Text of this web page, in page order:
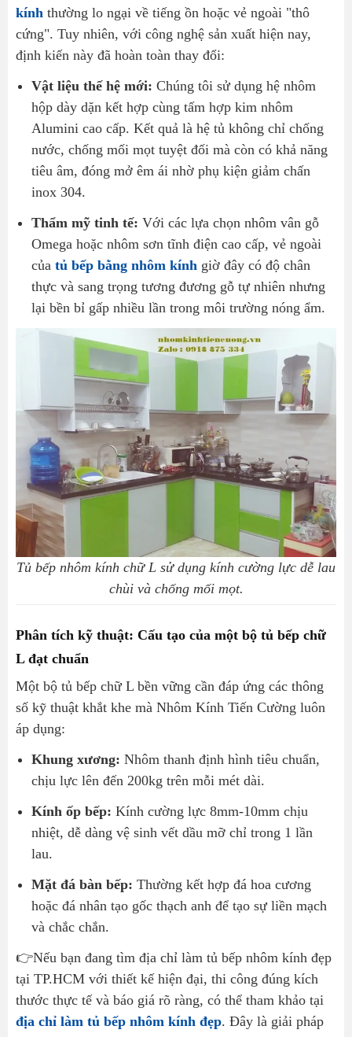
kính thường lo ngại về tiếng ồn hoặc vẻ ngoài "thô
cứng". Tuy nhiên, với công nghệ sản xuất hiện nay,
định kiến này đã hoàn toàn thay đổi:
Vật liệu thế hệ mới: Chúng tôi sử dụng hệ nhôm
hộp dày dặn kết hợp cùng tấm hợp kim nhôm
Alumini cao cấp. Kết quả là hệ tủ không chỉ chống
nước, chống mối mọt tuyệt đối mà còn có khả năng
tiêu âm, đóng mở êm ái nhờ phụ kiện giảm chấn
inox 304.
Thẩm mỹ tinh tế: Với các lựa chọn nhôm vân gỗ
Omega hoặc nhôm sơn tĩnh điện cao cấp, vẻ ngoài
của tủ bếp bằng nhôm kính giờ đây có độ chân
thực và sang trọng tương đương gỗ tự nhiên nhưng
lại bền bỉ gấp nhiều lần trong môi trường nóng ẩm.
Tủ bếp nhôm kính chữ L sử dụng kính cường lực dễ lau
chùi và chống mối mọt.
Phân tích kỹ thuật: Cấu tạo của một bộ tủ bếp chữ
L đạt chuẩn
Một bộ tủ bếp chữ L bền vững cần đáp ứng các thông
số kỹ thuật khắt khe mà Nhôm Kính Tiến Cường luôn
áp dụng:
Khung xương: Nhôm thanh định hình tiêu chuẩn,
chịu lực lên đến 200kg trên mỗi mét dài.
Kính ốp bếp: Kính cường lực 8mm-10mm chịu
nhiệt, dễ dàng vệ sinh vết dầu mỡ chỉ trong 1 lần
lau.
Mặt đá bàn bếp: Thường kết hợp đá hoa cương
hoặc đá nhân tạo gốc thạch anh để tạo sự liền mạch
và chắc chắn.
👉Nếu bạn đang tìm địa chỉ làm tủ bếp nhôm kính đẹp
tại TP.HCM với thiết kế hiện đại, thi công đúng kích
thước thực tế và báo giá rõ ràng, có thể tham khảo tại
địa chỉ làm tủ bếp nhôm kính đẹp. Đây là giải pháp